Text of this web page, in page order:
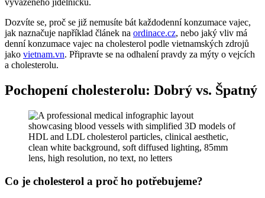
vyváženého jídelníčku.
Dozvíte se, proč se již nemusíte bát každodenní konzumace vajec,
jak naznačuje například článek na ordinace.cz, nebo jaký vliv má
denní konzumace vajec na cholesterol podle vietnamských zdrojů
jako vietnam.vn. Připravte se na odhalení pravdy za mýty o vejcích
a cholesterolu.
Pochopení cholesterolu: Dobrý vs. Špatný
Co je cholesterol a proč ho potřebujeme?